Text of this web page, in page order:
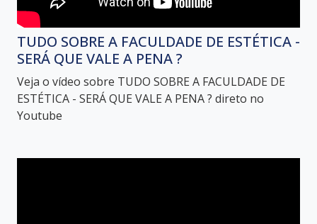
TUDO SOBRE A FACULDADE DE ESTÉTICA -
SERÁ QUE VALE A PENA ?
Veja o vídeo sobre TUDO SOBRE A FACULDADE DE
ESTÉTICA - SERÁ QUE VALE A PENA ? direto no
Youtube